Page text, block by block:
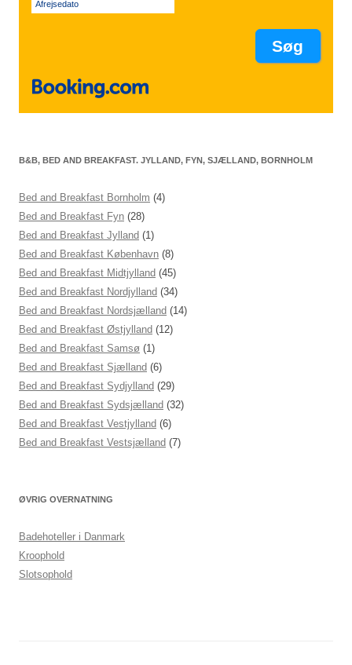
Afrejsedato
B&B, BED AND BREAKFAST. JYLLAND, FYN, SJÆLLAND, BORNHOLM
Bed and Breakfast Bornholm (4)
Bed and Breakfast Fyn (28)
Bed and Breakfast Jylland (1)
Bed and Breakfast København (8)
Bed and Breakfast Midtjylland (45)
Bed and Breakfast Nordjylland (34)
Bed and Breakfast Nordsjælland (14)
Bed and Breakfast Østjylland (12)
Bed and Breakfast Samsø (1)
Bed and Breakfast Sjælland (6)
Bed and Breakfast Sydjylland (29)
Bed and Breakfast Sydsjælland (32)
Bed and Breakfast Vestjylland (6)
Bed and Breakfast Vestsjælland (7)
ØVRIG OVERNATNING
Badehoteller i Danmark
Kroophold
Slotsophold